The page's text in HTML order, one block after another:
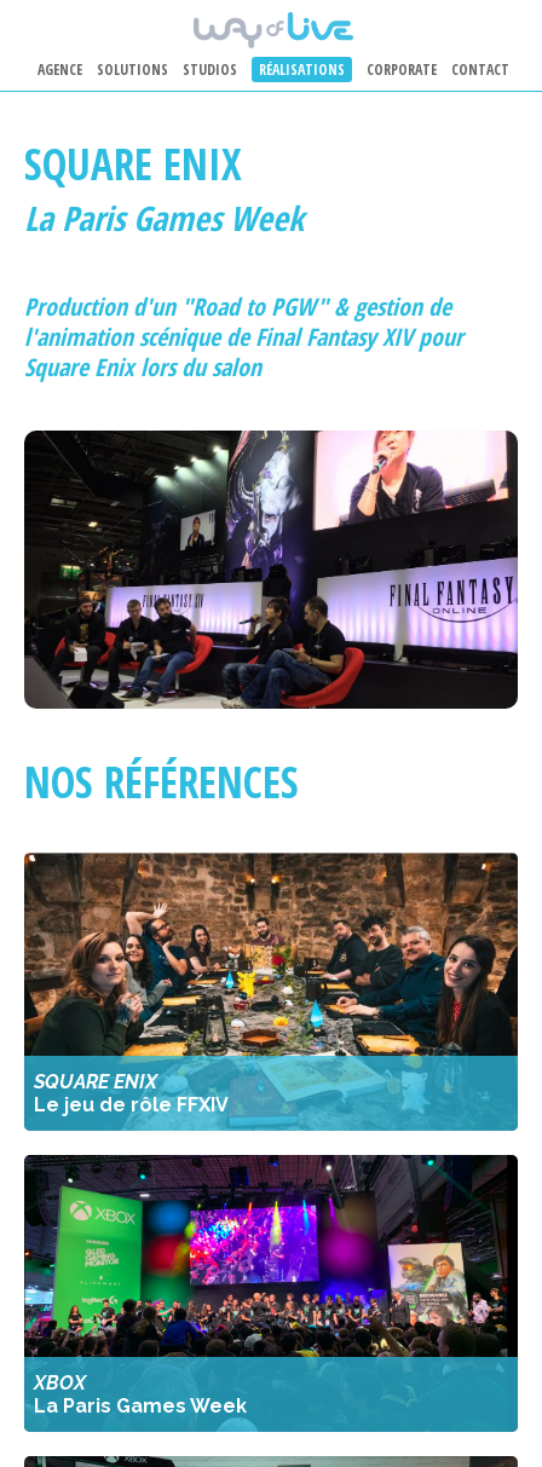
AGENCE SOLUTIONS STUDIOS RÉALISATIONS CORPORATE CONTACT
SQUARE ENIX
La Paris Games Week
Production d'un "Road to PGW" & gestion de
l'animation scénique de Final Fantasy XIV pour
Square Enix lors du salon
NOS RÉFÉRENCES
SQUARE ENIX
Le jeu de rôle FFXIV
XBOX
La Paris Games Week